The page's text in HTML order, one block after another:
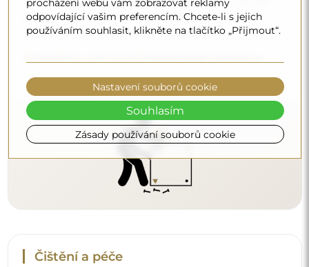
Pro zachování optimálního lesku stačí utěrka z
mikrovlákna a teplá voda. Pokud se rozhodnete pro
specializované přípravky, dbejte na to, aby měly neutrální
obsahujícím ocet, čpavek nebo silné kyseliny – díky tomu
si zrcadlo zachová krásný odraz po mnoho let.
Chcete se dozvědět více?
Objevte více tipů na našem blogu.
Doručení až domů
odpovídající vašim preferencím. Chcete-li s jejich
používáním souhlasit, klikněte na tlačítko „Přijmout“.
Zásady používání souborů cookie
Nastavení souborů cookie
Souhlasím